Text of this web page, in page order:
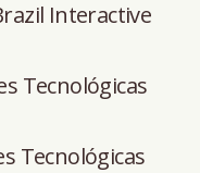
Interactive
Tecnológicas
Tecnológicas